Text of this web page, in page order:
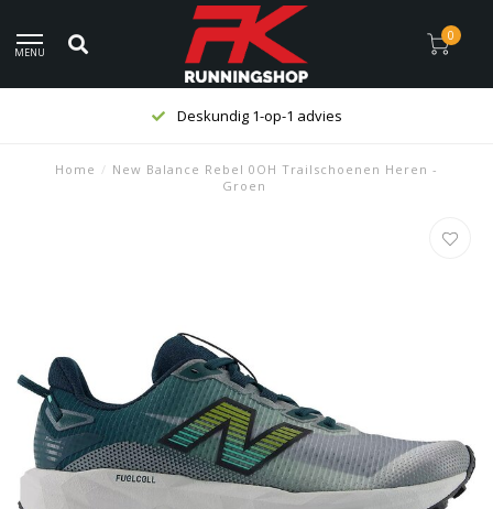
MENU
0
Deskundig 1-op-1 advies
Home / New Balance Rebel 0OH Trailschoenen Heren -
Groen